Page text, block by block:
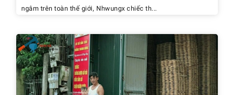
ngâm trên toàn thế giới, Nhwungx chiếc th...